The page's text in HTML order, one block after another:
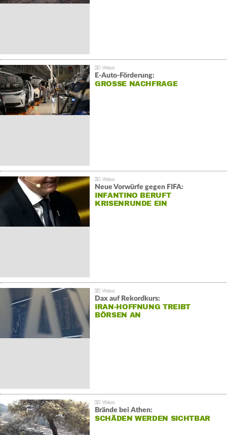
E-Auto-Förderung:
GROSSE NACHFRAGE
Neue Vorwürfe gegen FIFA:
INFANTINO BERUFT
KRISENRUNDE EIN
Dax auf Rekordkurs:
IRAN-HOFFNUNG TREIBT
BÖRSEN AN
Brände bei Athen:
SCHÄDEN WERDEN SICHTBAR